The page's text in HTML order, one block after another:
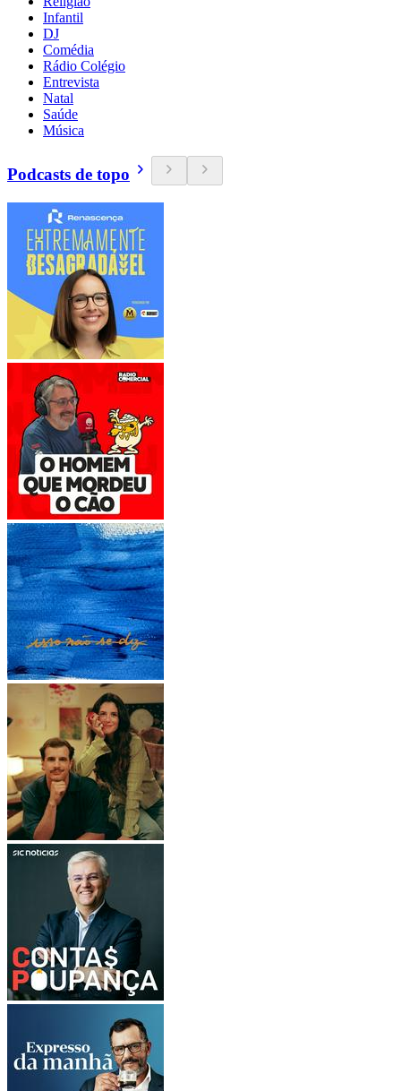
Infantil
DJ
Comédia
Rádio Colégio
Entrevista
Natal
Saúde
Música
Podcasts de topo